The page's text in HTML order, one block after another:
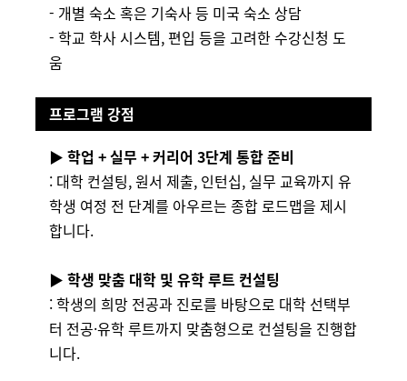
- 개별 숙소 혹은 기숙사 등 미국 숙소 상담
- 학교 학사 시스템, 편입 등을 고려한 수강신청 도
움
프로그램 강점
▶ 학업 + 실무 + 커리어 3단계 통합 준비
: 대학 컨설팅, 원서 제출, 인턴십, 실무 교육까지 유
학생 여정 전 단계를 아우르는 종합 로드맵을 제시
합니다.
▶ 학생 맞춤 대학 및 유학 루트 컨설팅
: 학생의 희망 전공과 진로를 바탕으로 대학 선택부
터 전공·유학 루트까지 맞춤형으로 컨설팅을 진행합
니다.